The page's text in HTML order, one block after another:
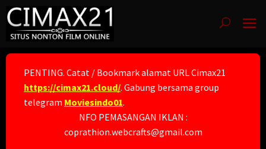
Skip
to
content
PENTING. Catat / Bookmark alamat URL Cimax21
https://cimax21.cloud/. Gabung bersama group
telegram Moviesindo01.
NFO PEMASANGAN IKLAN :
coprathion.webcrafts@gmail.com